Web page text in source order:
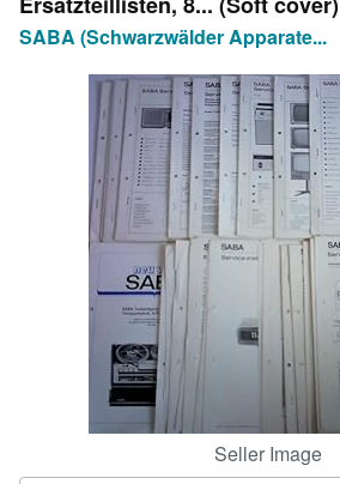
Advanced Search
Browse Collections
Rare Books
Art & Collectibles
Textbooks
CLOSE
SABA (Schwarzwälder Apparate...
Seller Image